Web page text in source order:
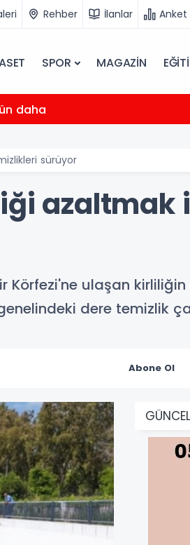
Rehber İlanlar Anket
SPOR MAGAZİN
daha
sürüyor
azaltmak
Körfezi'ne ulaşan
dere temizlik
Abone Ol
GÜNCEL